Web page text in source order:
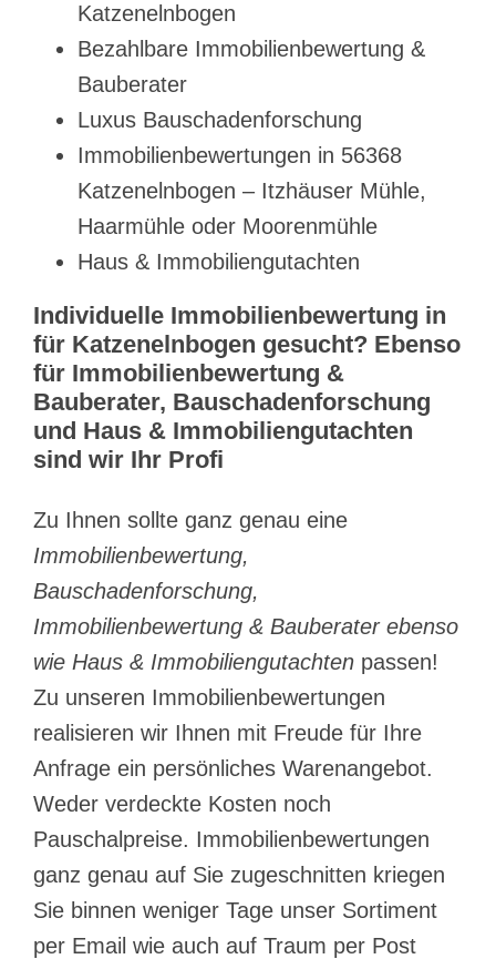
Katzenelnbogen
Bezahlbare Immobilienbewertung &
Bauberater
Luxus Bauschadenforschung
Immobilienbewertungen in 56368
Katzenelnbogen – Itzhäuser Mühle,
Haarmühle oder Moorenmühle
Haus & Immobiliengutachten
Individuelle Immobilienbewertung in
für Katzenelnbogen gesucht? Ebenso
für Immobilienbewertung &
Bauberater, Bauschadenforschung
und Haus & Immobiliengutachten
sind wir Ihr Profi
Zu Ihnen sollte ganz genau eine
Immobilienbewertung,
Bauschadenforschung,
Immobilienbewertung & Bauberater ebenso
wie Haus & Immobiliengutachten passen!
Zu unseren Immobilienbewertungen
realisieren wir Ihnen mit Freude für Ihre
Anfrage ein persönliches Warenangebot.
Weder verdeckte Kosten noch
Pauschalpreise. Immobilienbewertungen
ganz genau auf Sie zugeschnitten kriegen
Sie binnen weniger Tage unser Sortiment
per Email wie auch auf Traum per Post